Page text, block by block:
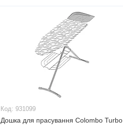
931099
Дошка для прасування Colombo Turbo